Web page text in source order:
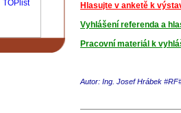
Hlasujte v anketě k
Vyhlášení referenda a
Pracovní materiál k
Autor: Ing. Josef Hrábek